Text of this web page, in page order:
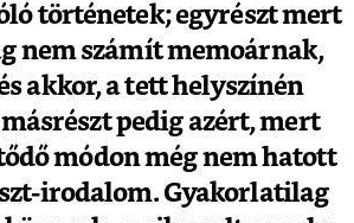
történetek; egyrészt mert
nem számít memoárnak,
akkor, a tett helyszínén
pedig azért, mert
módon még nem hatott
irodalom. Gyakorlatilag